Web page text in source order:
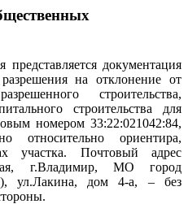
документация
на отклонение от
строительства,
строительства для
номером 33:22:021042:84,
относительно ориентира,
участка. Почтовый адрес
г.Владимир, МО город
ул.Лакина, дом 4-а, – без